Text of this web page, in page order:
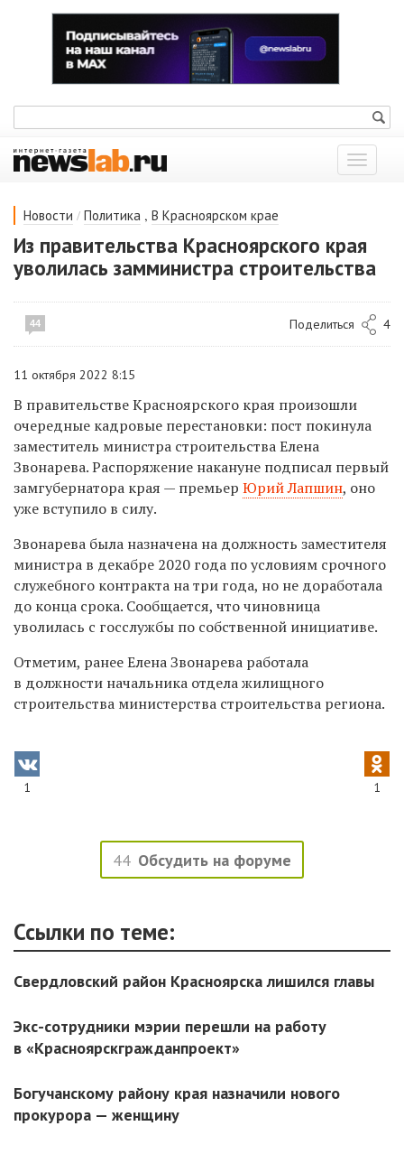
Показать
меню
Новости / Политика , В Красноярском крае
Из правительства Красноярского края
уволилась замминистра строительства
44 Поделиться 4
11 октября 2022 8:15
В правительстве Красноярского края произошли
очередные кадровые перестановки: пост покинула
заместитель министра строительства Елена
Звонарева. Распоряжение накануне подписал первый
замгубернатора края — премьер Юрий Лапшин, оно
уже вступило в силу.
Звонарева была назначена на должность заместителя
министра в декабре 2020 года по условиям срочного
служебного контракта на три года, но не доработала
до конца срока. Сообщается, что чиновница
уволилась с госслужбы по собственной инициативе.
Отметим, ранееЕлена Звонарева работала
в должности начальника отдела жилищного
строительства министерства строительства региона.
1 1
44 Обсудить на форуме
Ссылки по теме:
Свердловский район Красноярска лишился главы
Экс-сотрудники мэрии перешли на работу
в «Красноярскгражданпроект»
Богучанскому району края назначили нового
прокурора — женщину